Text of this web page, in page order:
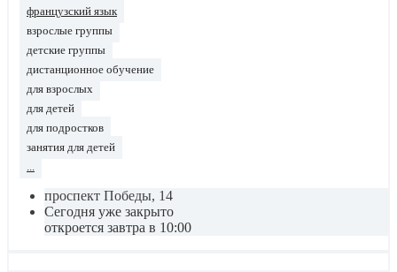
французский язык
взрослые группы
детские группы
дистанционное обучение
для взрослых
для детей
для подростков
занятия для детей
...
проспект Победы, 14
Сегодня уже закрыто
откроется завтра в 10:00